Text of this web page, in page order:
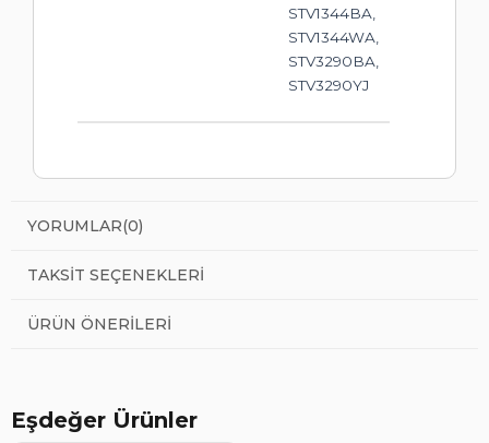
STV1344BA,
STV1344WA,
STV3290BA,
STV3290YJ
YORUMLAR(0)
TAKSIT SEÇENEKLERI
ÜRÜN ÖNERILERI
Eşdeğer Ürünler